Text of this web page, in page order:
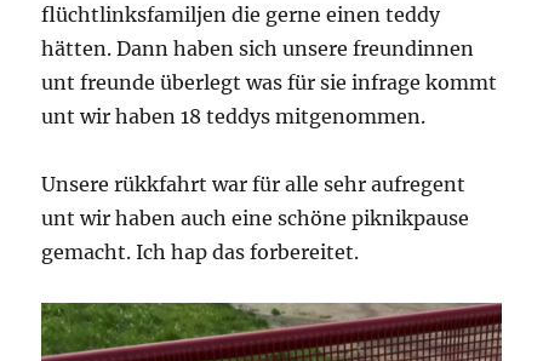
flüchtlinksfamiljen die gerne einen teddy
hätten. Dann haben sich unsere freundinnen
unt freunde überlegt was für sie infrage kommt
unt wir haben 18 teddys mitgenommen.
Unsere rükkfahrt war für alle sehr aufregent
unt wir haben auch eine schöne piknikpause
gemacht. Ich hap das forbereitet.